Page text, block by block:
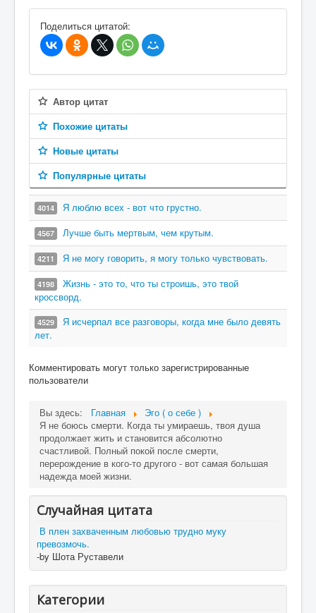
В избранное
Поделиться цитатой:
Автор цитат
Похожие цитаты
Новые цитаты
Популярные цитаты
4014 Я люблю всех - вот что грустно.
4567 Лучше быть мертвым, чем крутым.
4211 Я не могу говорить, я могу только чувствовать.
4198
Жизнь - это то, что ты строишь, это твой
кроссворд.
4529
Я исчерпал все разговоры, когда мне было девять
лет.
Комментировать могут только зарегистрированные
пользователи
Вы здесь: Главная
Эго ( о себе )
Я не боюсь смерти. Когда ты умираешь, твоя душа
продолжает жить и становится абсолютно
счастливой. Полный покой после смерти,
перерождение в кого-то другого - вот самая большая
надежда моей жизни.
Случайная цитата
В плен захваченным любовью трудно муку
превозмочь.
-by Шота Руставели
Категории